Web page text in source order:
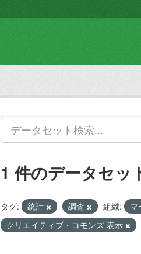
1 件のデータセッ
タグ: 統計 調査 組織: マ
クリエイティブ・コモンズ 表示